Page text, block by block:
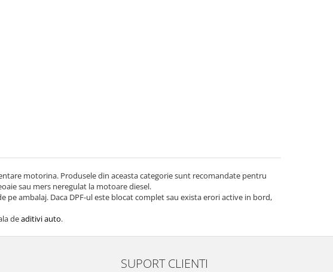
motorina. Produsele din aceasta categorie sunt recomandate pentru
sau mers neregulat la motoare diesel.
ambalaj. Daca DPF-ul este blocat complet sau exista erori active in bord,
deaditivi auto.
SUPORT CLIENTI